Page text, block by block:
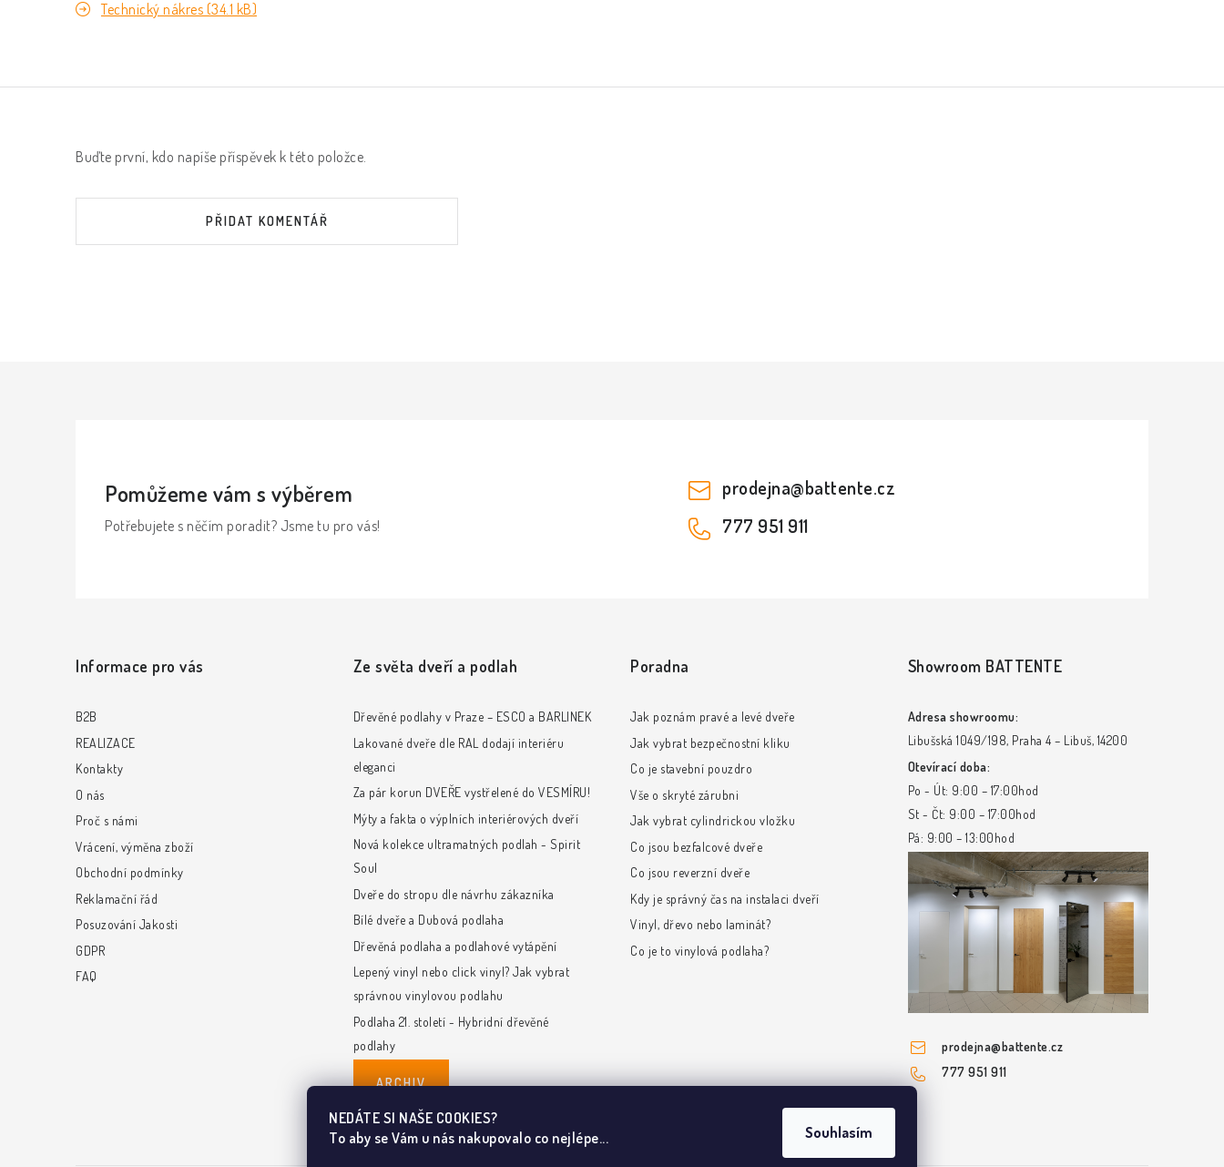
NEDÁTE SI NAŠE COOKIES?
To aby se Vám u nás nakupovalo co nejlépe...
Souhlasím
Technický nákres (34.1 kB)
Buďte první, kdo napíše příspěvek k této položce.
PŘIDAT KOMENTÁŘ
Pomůžeme vám s výběrem
Potřebujete s něčím poradit? Jsme tu pro vás!
prodejna@battente.cz
777 951 911
Informace pro vás
B2B
REALIZACE
Kontakty
O nás
Proč s námi
Vrácení, výměna zboží
Obchodní podmínky
Reklamační řád
Posuzování Jakosti
GDPR
FAQ
Ze světa dveří a podlah
Dřevěné podlahy v Praze – ESCO a BARLINEK
Lakované dveře dle RAL dodají interiéru
eleganci
Za pár korun DVEŘE vystřelené do VESMÍRU!
Mýty a fakta o výplních interiérových dveří
Nová kolekce ultramatných podlah - Spirit
Soul
Dveře do stropu dle návrhu zákazníka
Bílé dveře a Dubová podlaha
Dřevěná podlaha a podlahové vytápění
Lepený vinyl nebo click vinyl? Jak vybrat
správnou vinylovou podlahu
Podlaha 21. století - Hybridní dřevěné
podlahy
ARCHIV
Poradna
Jak poznám pravé a levé dveře
Jak vybrat bezpečnostní kliku
Co je stavební pouzdro
Vše o skryté zárubni
Jak vybrat cylindrickou vložku
Co jsou bezfalcové dveře
Co jsou reverzní dveře
Kdy je správný čas na instalaci dveří
Vinyl, dřevo nebo laminát?
Co je to vinylová podlaha?
Showroom BATTENTE
Adresa showroomu:
Libušská 1049/198, Praha 4 – Libuš, 14200
Otevírací doba:
Po - Út: 9:00 – 17:00hod
St - Čt: 9:00 – 17:00hod
Pá: 9:00 – 13:00hod
prodejna@battente.cz
777 951 911